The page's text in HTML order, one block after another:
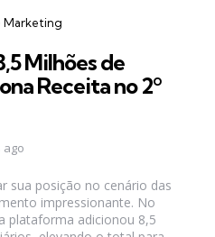
Marketing
Milhões de
Receita no 2º
ago
sua posição no cenário das
impressionante. No
plataforma adicionou 8,5